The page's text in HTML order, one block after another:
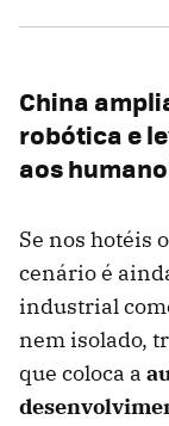
China
robótica e
aos
Se nos hotéis
cenário é
industrial
nem isolado,
que coloca a